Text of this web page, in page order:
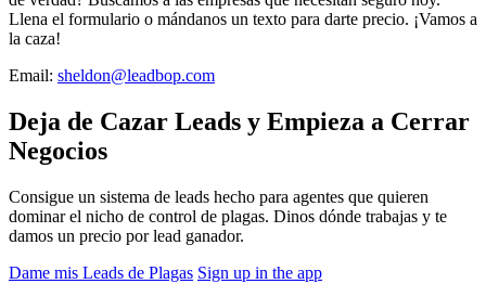
Llena el formulario o mándanos un texto para darte precio. ¡Vamos a
la caza!
Email: sheldon@leadbop.com
Deja de Cazar Leads y Empieza a Cerrar
Negocios
Consigue un sistema de leads hecho para agentes que quieren
dominar el nicho de control de plagas. Dinos dónde trabajas y te
damos un precio por lead ganador.
Dame mis Leads de Plagas Sign up in the app